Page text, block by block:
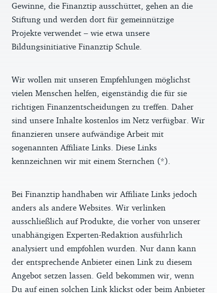
Gewinne, die Finanztip ausschüttet, gehen an die
Stiftung und werden dort für gemeinnützige
Projekte verwendet – wie etwa unsere
Bildungsinitiative Finanztip Schule.
Wir wollen mit unseren Empfehlungen möglichst
vielen Menschen helfen, eigenständig die für sie
richtigen Finanzentscheidungen zu treffen. Daher
sind unsere Inhalte kostenlos im Netz verfügbar. Wir
finanzieren unsere aufwändige Arbeit mit
sogenannten Affiliate Links. Diese Links
kennzeichnen wir mit einem Sternchen (*).
Bei Finanztip handhaben wir Affiliate Links jedoch
anders als andere Websites. Wir verlinken
ausschließlich auf Produkte, die vorher von unserer
unabhängigen Experten-Redaktion ausführlich
analysiert und empfohlen wurden. Nur dann kann
der entsprechende Anbieter einen Link zu diesem
Angebot setzen lassen. Geld bekommen wir, wenn
Du auf einen solchen Link klickst oder beim Anbieter